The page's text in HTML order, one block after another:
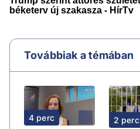
Továbbiak a témában
4 perc 2 perc